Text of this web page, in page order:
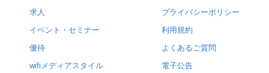
求人
イベント・セミナー
優待
wifiメディアスタイル
プライバシーポリシー
利用規約
よくあるご質問
電子公告